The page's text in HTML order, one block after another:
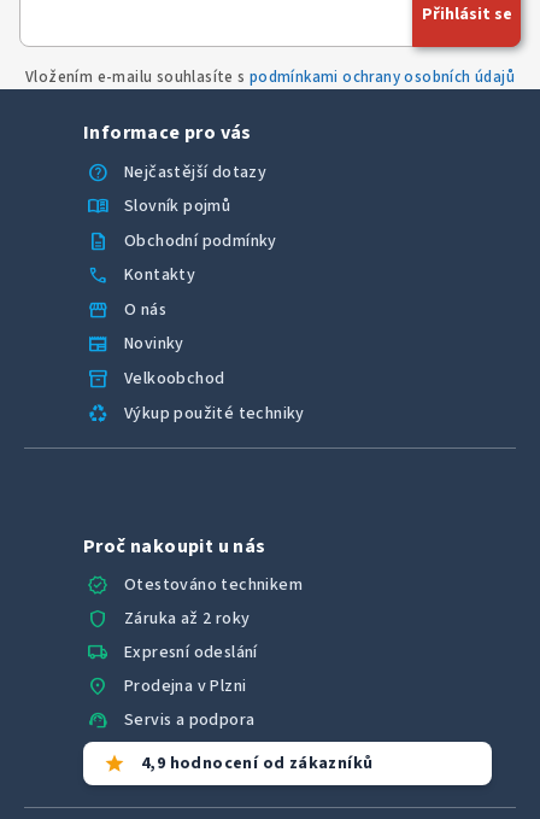
Vložením e-mailu souhlasíte s podmínkami ochrany osobních údajů
Přihlásit se
Informace pro vás
help
Nejčastější dotazy
menu_book Slovník pojmů
description Obchodní podmínky
call Kontakty
storefront O nás
newspaper Novinky
inventory_2 Velkoobchod
recycling Výkup použité techniky
Proč nakoupit u nás
verified
Otestováno technikem
shield Záruka až 2 roky
local_shipping Expresní odeslání
location_on Prodejna v Plzni
support_agent Servis a podpora
star 4,9 hodnocení od zákazníků